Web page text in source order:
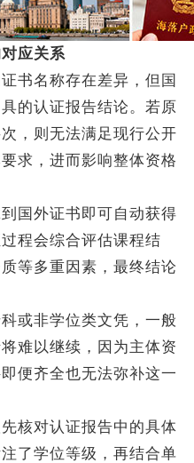
应关系
名称存在差异，但国
的认证报告结论。若原
，则无法满足现行公开
求，进而影响整体资格
外证书即可自动获得
程会综合评估课程结
等多重因素，最终结论
非学位类文凭，一般
难以继续，因为主体资
便齐全也无法弥补这一
对认证报告中的具体
了学位等级，再结合单